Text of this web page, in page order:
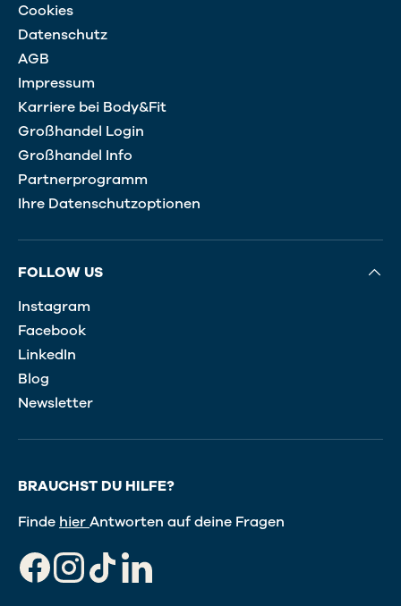
Cookies
Datenschutz
AGB
Impressum
Karriere bei Body&Fit
Großhandel Login
Großhandel Info
Partnerprogramm
Ihre Datenschutzoptionen
FOLLOW US
Instagram
Facebook
LinkedIn
Blog
Newsletter
BRAUCHST DU HILFE?
Finde hierAntworten auf deine Fragen
FacebookInstagram
TikTokLinkedIn